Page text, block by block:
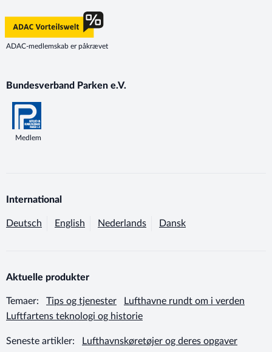
ADAC-medlemskab er påkrævet
Bundesverband Parken e.V.
Medlem
International
Deutsch English Nederlands Dansk
Aktuelle produkter
Temaer: Tips og tjenester
Lufthavne rundt om i verden
Luftfartens teknologi og historie
Seneste artikler:
Lufthavnskøretøjer og deres opgaver